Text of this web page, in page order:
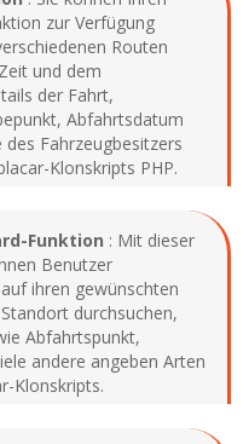
zur Verfügung
Routen
und dem
der Fahrt,
Abfahrtsdatum
Fahrzeugbesitzers
Klonskripts PHP.
Funktion : Mit dieser
Benutzer
ihren gewünschten
durchsuchen,
Abfahrtspunkt,
andere angeben Arten
Klonskripts.